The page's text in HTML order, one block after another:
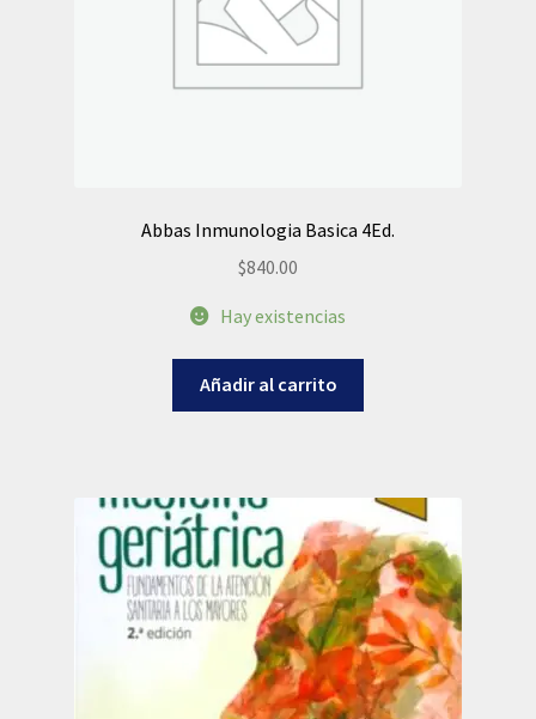
Abbas Inmunologia Basica 4Ed.
$840.00
Hay existencias
Añadir al carrito